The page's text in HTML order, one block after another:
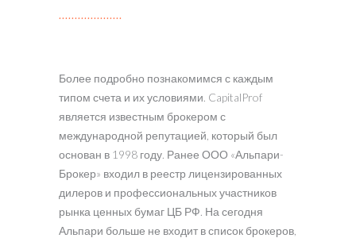
Более подробно познакомимся с каждым
типом счета и их условиями. CapitalProf
является известным брокером с
международной репутацией, который был
основан в 1998 году. Ранее ООО «Альпари-
Брокер» входил в реестр лицензированных
дилеров и профессиональных участников
рынка ценных бумаг ЦБ РФ. На сегодня
Альпари больше не входит в список брокеров,